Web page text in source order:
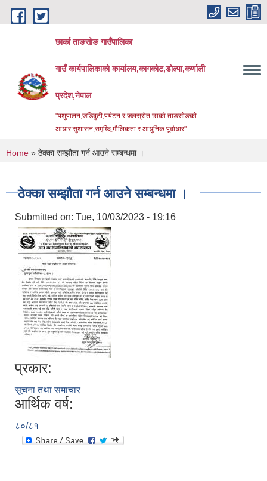
Skip to main content
छार्का ताङसोङ गाउँपालिका
गाउँ कार्यपालिकाको कार्यालय,कागकोट,डोल्पा,कर्णाली
प्रदेश,नेपाल
"पशुपालन,जडिबुटी,पर्यटन र जलस्रोत छार्का ताङसोङको
आधार:सुशासन,समृध्दि,मौलिकता र आधुनिक पूर्वाधार''
You are here
Home » ठेक्का सम्झौता गर्न आउने सम्बन्धमा ।
ठेक्का सम्झौता गर्न आउने सम्बन्धमा ।
Submitted on: Tue, 10/03/2023 - 19:16
प्रकार:
सूचना तथा समाचार
आर्थिक वर्ष:
८०/८१